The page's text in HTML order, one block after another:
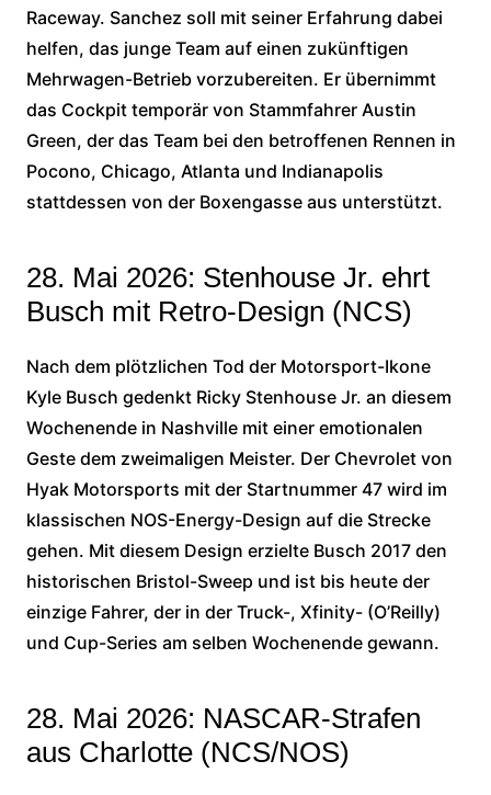
Raceway. Sanchez soll mit seiner Erfahrung dabei
helfen, das junge Team auf einen zukünftigen
Mehrwagen-Betrieb vorzubereiten. Er übernimmt
das Cockpit temporär von Stammfahrer Austin
Green, der das Team bei den betroffenen Rennen in
Pocono, Chicago, Atlanta und Indianapolis
stattdessen von der Boxengasse aus unterstützt.
28. Mai 2026: Stenhouse Jr. ehrt
Busch mit Retro-Design (NCS)
Nach dem plötzlichen Tod der Motorsport-Ikone
Kyle Busch gedenkt Ricky Stenhouse Jr. an diesem
Wochenende in Nashville mit einer emotionalen
Geste dem zweimaligen Meister. Der Chevrolet von
Hyak Motorsports mit der Startnummer 47 wird im
klassischen NOS-Energy-Design auf die Strecke
gehen. Mit diesem Design erzielte Busch 2017 den
historischen Bristol-Sweep und ist bis heute der
einzige Fahrer, der in der Truck-, Xfinity- (O’Reilly)
und Cup-Series am selben Wochenende gewann.
28. Mai 2026: NASCAR-Strafen
aus Charlotte (NCS/NOS)